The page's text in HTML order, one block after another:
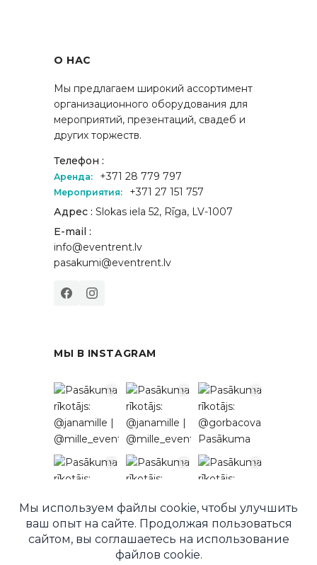
О НАС
Мы предлагаем широкий ассортимент
организационного оборудования для
мероприятий, презентаций, свадеб и
других торжеств.
Телефон :
Аренда: +371 28 779 797
Мероприятия:
+371 27 151 757
Адрес : Slokas iela 52, Rīga, LV-1007
E-mail :
info@eventrent.lv
pasakumi@eventrent.lv
МЫ В INSTAGRAM
Подписаться в Instagram